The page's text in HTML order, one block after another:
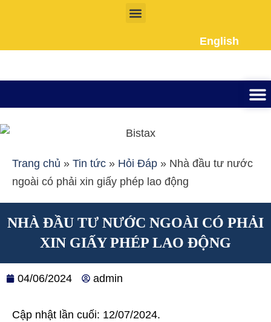
English
Trang chủ » Tin tức » Hỏi Đáp » Nhà đầu tư nước
ngoài có phải xin giấy phép lao động
NHÀ ĐẦU TƯ NƯỚC NGOÀI CÓ PHẢI
XIN GIẤY PHÉP LAO ĐỘNG
04/06/2024 admin
Cập nhật lần cuối: 12/07/2024.